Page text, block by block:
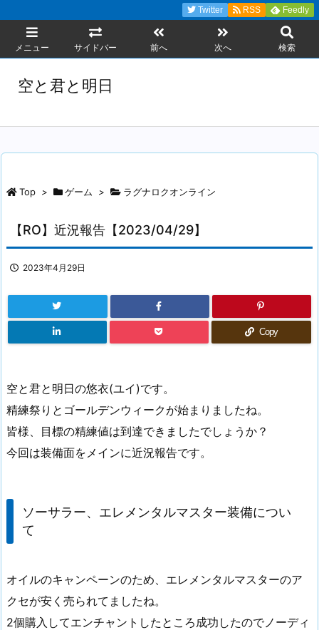
メニュー サイドバー 前へ 次へ 検索
Twitter RSS Feedly
空と君と明日
Top > ゲーム > ラグナロクオンライン
【RO】近況報告【2023/04/29】
2023年4月29日
Copy
空と君と明日の悠衣(ユイ)です。
精練祭りとゴールデンウィークが始まりましたね。
皆様、目標の精練値は到達できましたでしょうか？
今回は装備面をメインに近況報告です。
ソーサラー、エレメンタルマスター装備につい
て
オイルのキャンペーンのため、エレメンタルマスターのア
クセが安く売られてましたね。
2個購入してエンチャントしたところ成功したのでノーディ